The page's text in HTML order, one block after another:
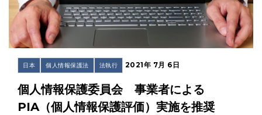
日本 個人情報保護法 法執行 2021年 7月 6日
個人情報保護委員会 事業者による
PIA（個人情報保護評価）実施を推奨